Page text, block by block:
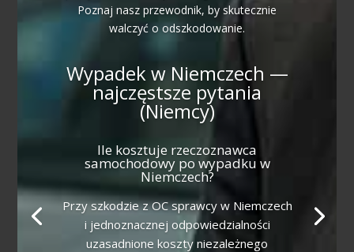
Poznaj nasz przewodnik, by skutecznie
walczyć o odszkodowanie.
Wypadek w Niemczech —
najczęstsze pytania
(Niemcy)
Ile kosztuje rzeczoznawca
samochodowy po wypadku w
Niemczech?
Przy szkodzie z OC sprawcy w Niemczech
i jednoznacznej odpowiedzialności
uzasadnione koszty niezależnego